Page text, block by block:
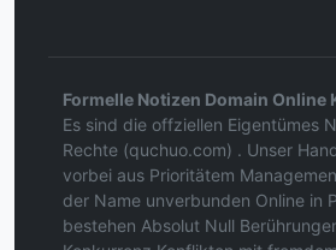
Formelle Notizen Domain Online
Es sind die offziellen Eigentümes
Rechte (quchuo.com) . Unser
vorbei aus Prioritätem
der Name unverbunden Online in
bestehen Absolut Null